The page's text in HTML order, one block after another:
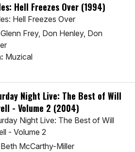
Hell Freezes Over (1994)
Hell Freezes Over
Glenn Frey, Don Henley, Don
Muzical
Night Live: The Best of Will
- Volume 2 (2004)
Night Live: The Best of Will
- Volume 2
Beth McCarthy-Miller